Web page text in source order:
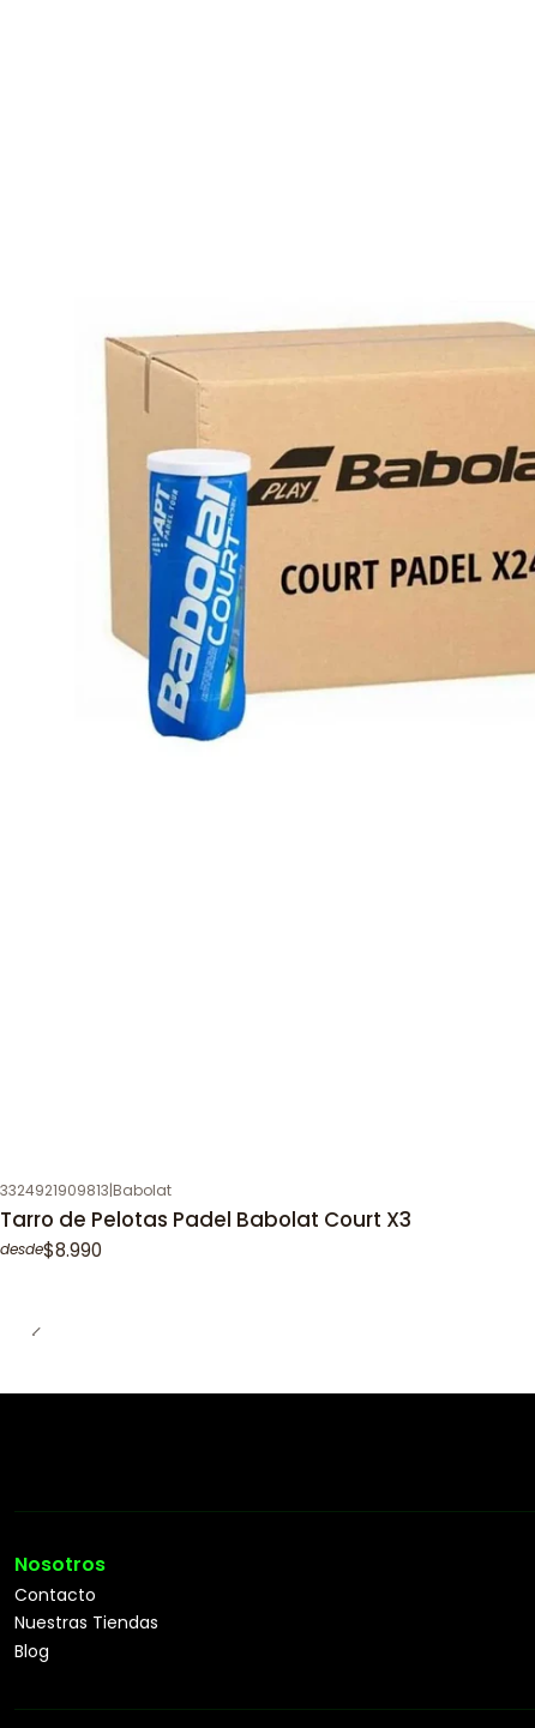
3324921909813|Babolat
Tarro de Pelotas Padel Babolat Court X3
desde$8.990
Nosotros
Contacto
Nuestras Tiendas
Blog